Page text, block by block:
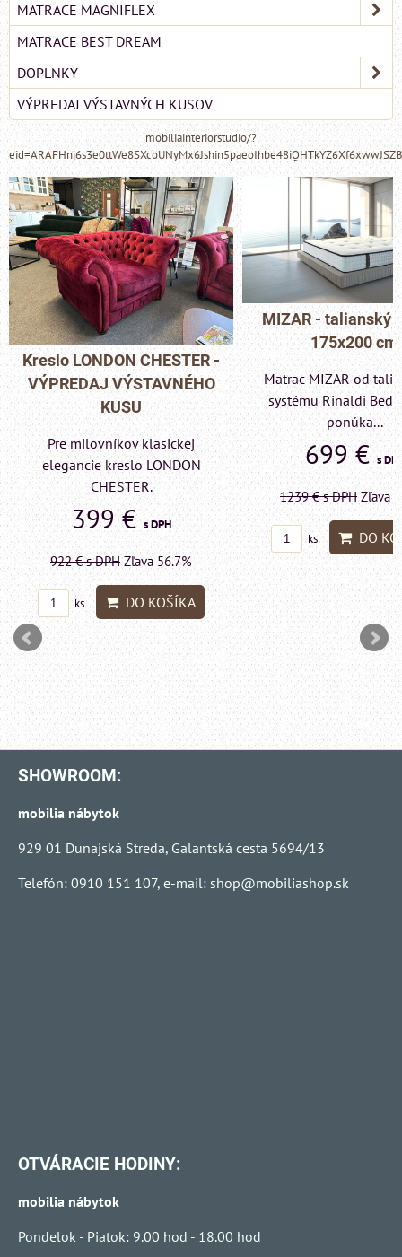
MATRACE MAGNIFLEX
MATRACE BEST DREAM
DOPLNKY
VÝPREDAJ VÝSTAVNÝCH KUSOV
mobiliainteriorstudio/?
Kreslo LONDON CHESTER -
VÝPREDAJ VÝSTAVNÉHO
KUSU
Pre milovníkov klasickej
elegancie kreslo LONDON
CHESTER.
399 €s DPH
922 €s DPH Zľava 56.7%
ks DO KOŠÍKA
MIZAR - talianský
175x200 cm
Matrac MIZAR od
systému Rinaldi Bed
ponúka...
699 €s
1239 €s DPH Zľava
ks DO
SHOWROOM:
mobilia nábytok
929 01 Dunajská Streda, Galantská cesta 5694/13
Telefón: 0910 151 107, e-mail: shop@mobiliashop.sk
OTVÁRACIE HODINY:
mobilia nábytok
Pondelok - Piatok: 9.00 hod - 18.00 hod